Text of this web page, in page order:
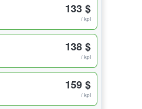
133 $
/ kpl
138 $
/ kpl
159 $
/ kpl